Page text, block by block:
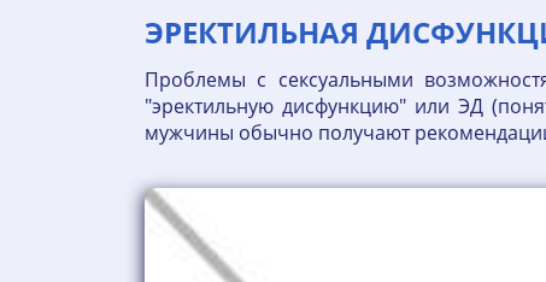
ЭРЕКТИЛЬНАЯ
Проблемы с сексуальными
"эректильную дисфункцию" или ЭД
мужчины обычно получают